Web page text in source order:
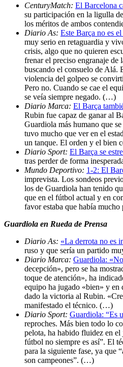
CenturyMatch: El Barcelona
su participación en la ligulla
los méritos de ambos
Diario As: Este Barça no es
muy serio en retaguardia y
crisis, algo que no quieren
frenar el preciso engranaje de
buscando el consuelo de Alá.
violencia del golpeo se
Pero no. Cuando se cae el
se veía siempre negado. (…)
Diario Marca: El Barça
Rubin fue capaz de ganar al
Guardiola más humano que
tuvo mucho que ver en el
un tanque. El orden y el bien
Diario Sport: El Barça se
tras perder de forma
Mundo Deportivo: 1-2: El
imprevista. Los sondeos
los de Guardiola han tenido
que en el fútbol actual y en
favor estaba que había
Guardiola en Rueda de Prensa
Diario As: «La derrota no es
ruso y que sería un partido
Diario Marca: Guardiola:
decepción», pero se ha
toque de atención», ha
equipo ha jugado «bien» y en
dado la victoria al Rubin.
manifestado el técnico. (…)
Diario Sport: Guardiola: “Es
reproches. Más bien todo lo
pelota, ha habido fluidez en el
fútbol no siempre es así”. El
para la siguiente fase, ya que
son campeones”. (…)